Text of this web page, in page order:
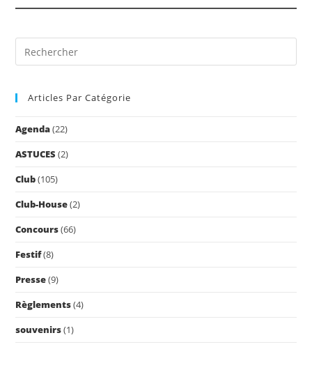
Articles Par Catégorie
Agenda(22)
ASTUCES (2)
Club(105)
Club-House(2)
Concours(66)
Festif(8)
Presse(9)
Règlements(4)
souvenirs(1)